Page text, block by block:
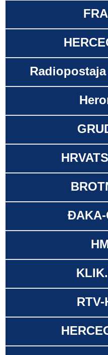
ĐAKA-